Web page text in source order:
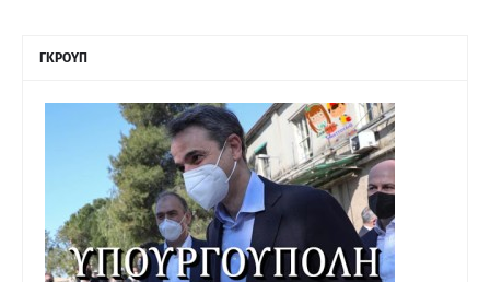
ΓΚΡΟΥΠ